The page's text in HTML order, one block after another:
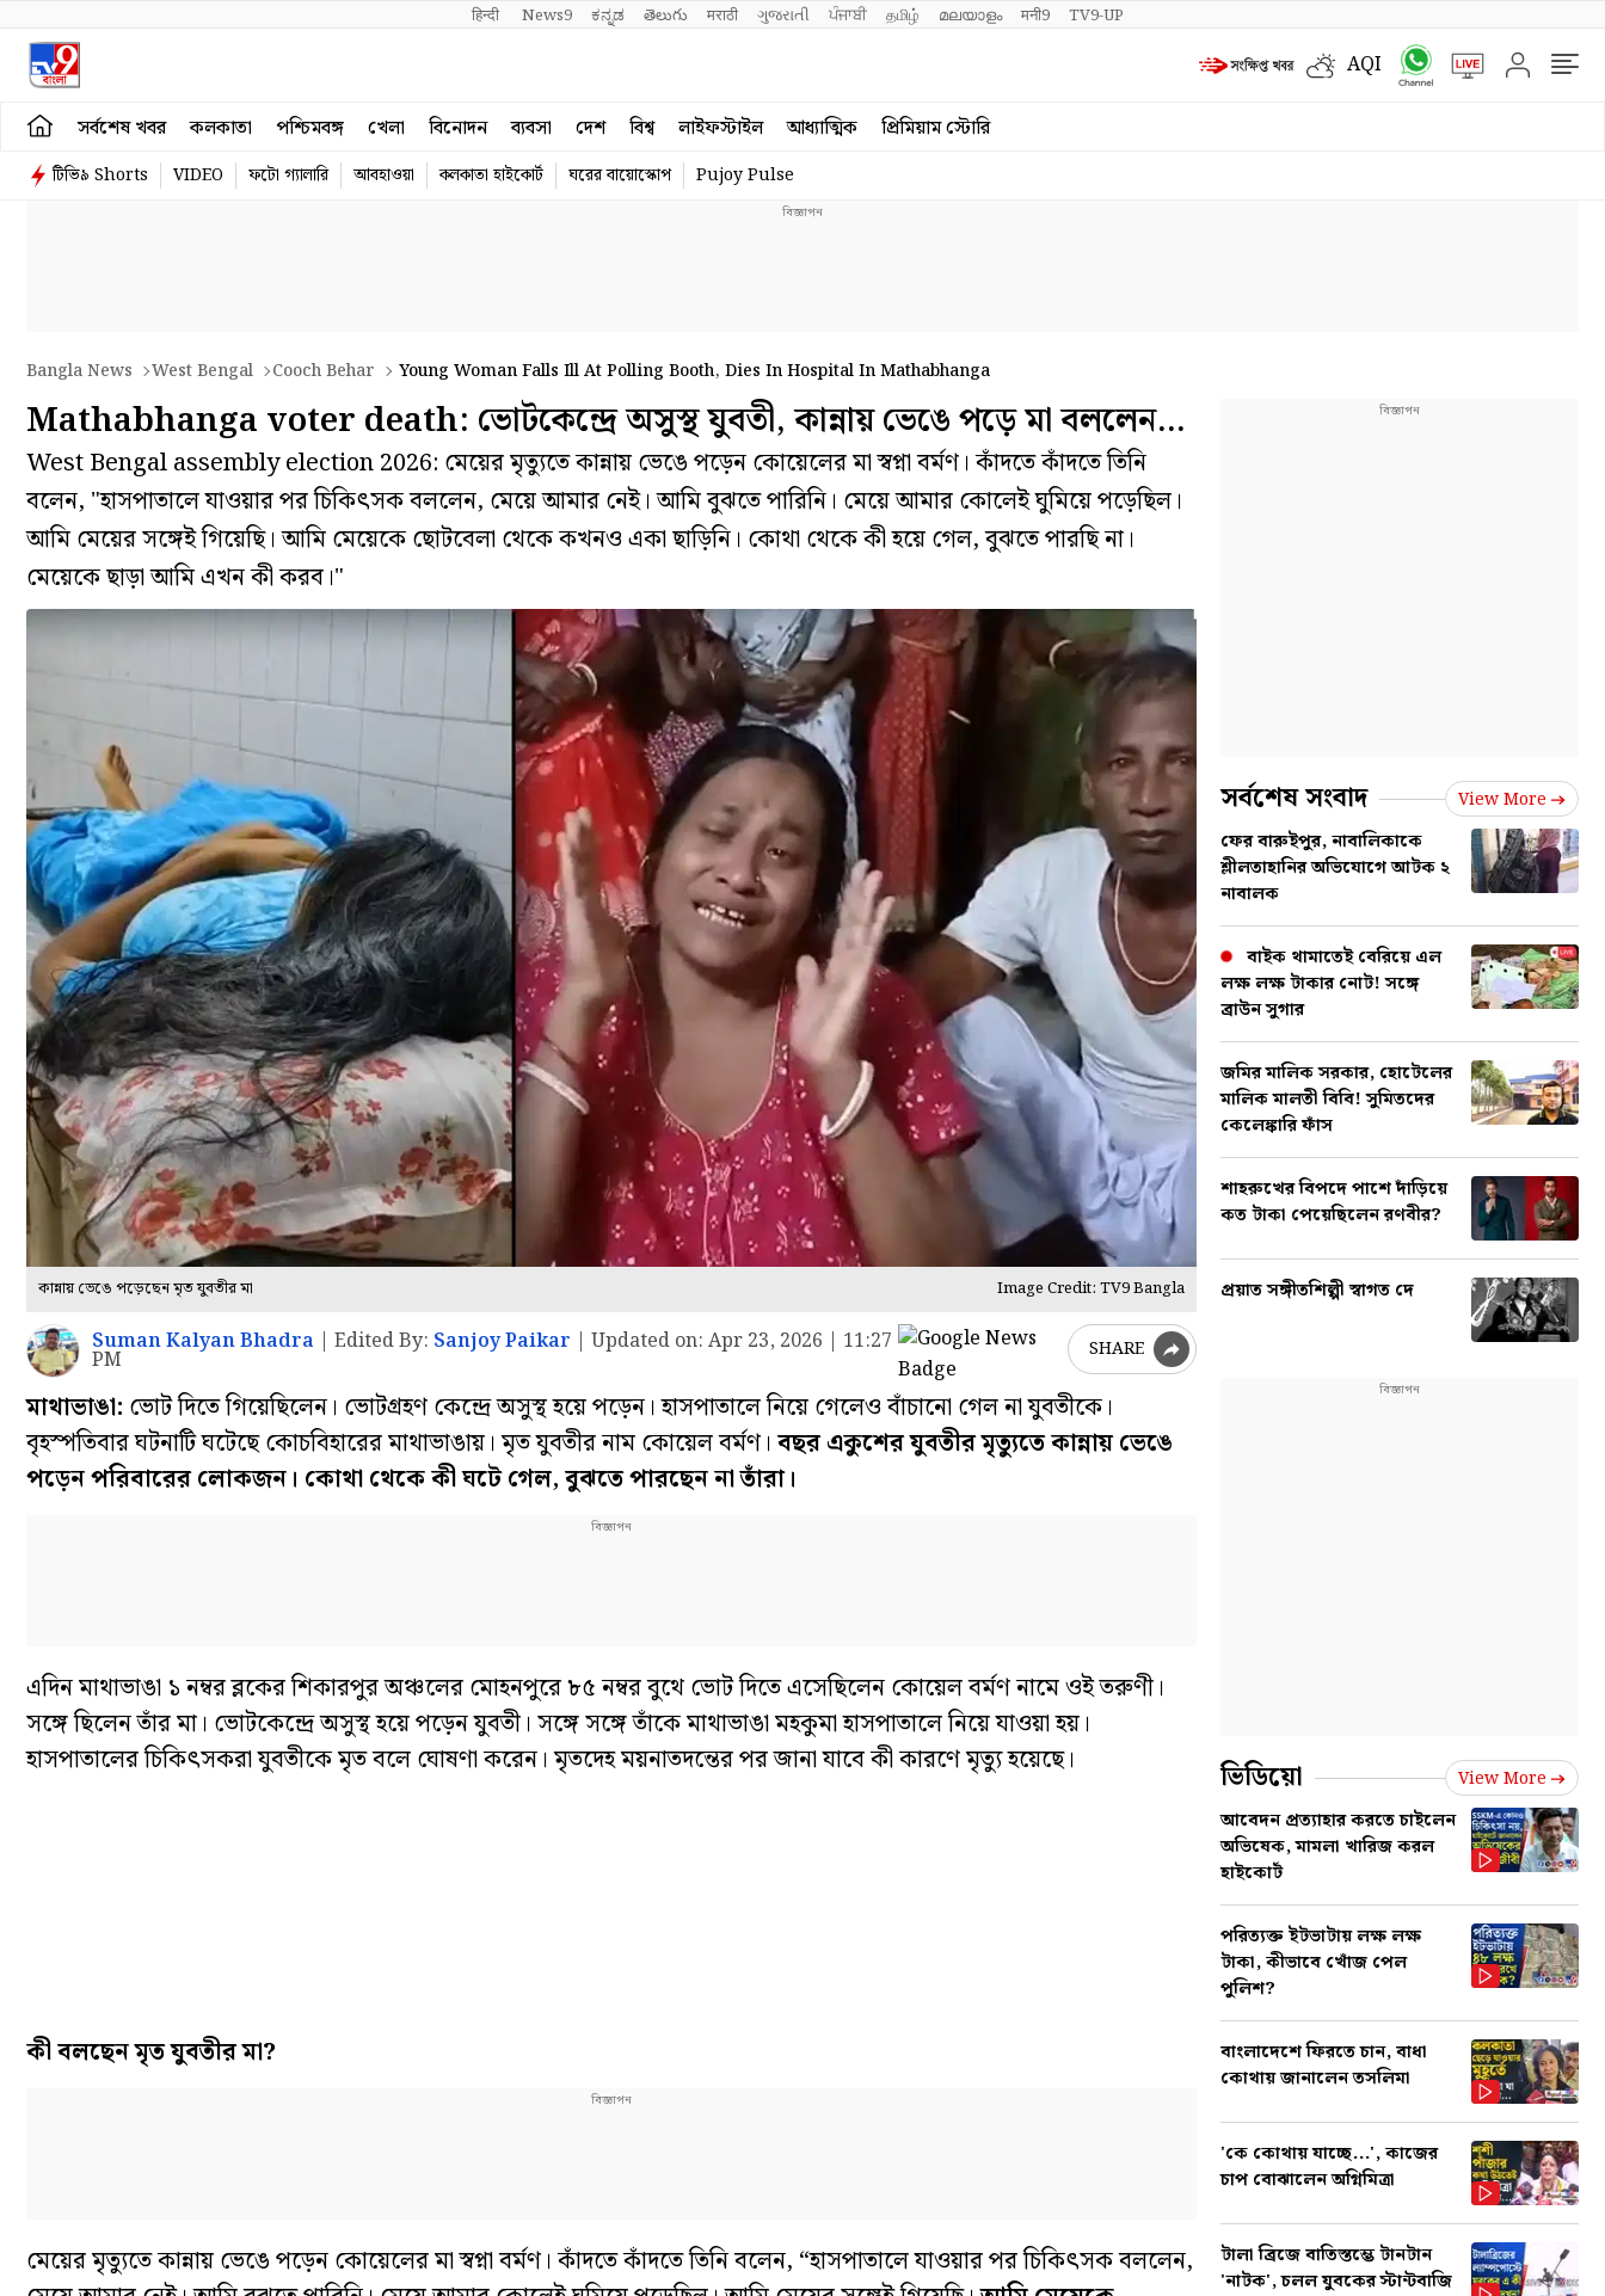
हिन्दी News9 ಕನ್ನಡ తెలుగు मराठी ગુજરાતી ਪੰਜਾਬੀ தமிழ் മലയാളം मनी9 TV9-UP
AQI
সর্বশেষ খবর কলকাতা পশ্চিমবঙ্গ খেলা বিনোদন ব্যবসা দেশ বিশ্ব লাইফস্টাইল আধ্যাত্মিক প্রিমিয়াম স্টোরি
টিভি৯ Shorts VIDEO ফটো গ্যালারি আবহাওয়া কলকাতা হাইকোর্ট ঘরের বায়োস্কোপ Pujoy Pulse
Bangla News West Bengal Cooch Behar Young Woman Falls Ill At Polling Booth, Dies In Hospital In Mathabhanga
Mathabhanga voter death: ভোটকেন্দ্রে অসুস্থ যুবতী, কান্নায় ভেঙে পড়ে মা বললেন…
West Bengal assembly election 2026: মেয়ের মৃত্যুতে কান্নায় ভেঙে পড়েন কোয়েলের মা স্বপ্না বর্মণ। কাঁদতে কাঁদতে তিনি
বলেন, "হাসপাতালে যাওয়ার পর চিকিৎসক বললেন, মেয়ে আমার নেই। আমি বুঝতে পারিনি। মেয়ে আমার কোলেই ঘুমিয়ে পড়েছিল।
আমি মেয়ের সঙ্গেই গিয়েছি। আমি মেয়েকে ছোটবেলা থেকে কখনও একা ছাড়িনি। কোথা থেকে কী হয়ে গেল, বুঝতে পারছি না।
মেয়েকে ছাড়া আমি এখন কী করব।"
কান্নায় ভেঙে পড়েছেন মৃত যুবতীর মা Image Credit: TV9 Bangla
Suman Kalyan Bhadra | Edited By: Sanjoy Paikar | Updated on: Apr 23, 2026 | 11:27
PM SHARE
মাথাভাঙা: ভোট দিতে গিয়েছিলেন। ভোটগ্রহণ কেন্দ্রে অসুস্থ হয়ে পড়েন। হাসপাতালে নিয়ে গেলেও বাঁচানো গেল না যুবতীকে।
বৃহস্পতিবার ঘটনাটি ঘটেছে কোচবিহারের মাথাভাঙায়। মৃত যুবতীর নাম কোয়েল বর্মণ। বছর একুশের যুবতীর মৃত্যুতে কান্নায় ভেঙে
পড়েন পরিবারের লোকজন। কোথা থেকে কী ঘটে গেল, বুঝতে পারছেন না তাঁরা।
এদিন মাথাভাঙা ১ নম্বর ব্লকের শিকারপুর অঞ্চলের মোহনপুরে ৮৫ নম্বর বুথে ভোট দিতে এসেছিলেন কোয়েল বর্মণ নামে ওই তরুণী।
সঙ্গে ছিলেন তাঁর মা। ভোটকেন্দ্রে অসুস্থ হয়ে পড়েন যুবতী। সঙ্গে সঙ্গে তাঁকে মাথাভাঙা মহকুমা হাসপাতালে নিয়ে যাওয়া হয়।
হাসপাতালের চিকিৎসকরা যুবতীকে মৃত বলে ঘোষণা করেন। মৃতদেহ ময়নাতদন্তের পর জানা যাবে কী কারণে মৃত্যু হয়েছে।
কী বলছেন মৃত যুবতীর মা?
মেয়ের মৃত্যুতে কান্নায় ভেঙে পড়েন কোয়েলের মা স্বপ্না বর্মণ। কাঁদতে কাঁদতে তিনি বলেন, “হাসপাতালে যাওয়ার পর চিকিৎসক বললেন,
সর্বশেষ সংবাদ View More
ফের বারুইপুর, নাবালিকাকে
শ্লীলতাহানির অভিযোগে আটক ২
নাবালক
বাইক থামাতেই বেরিয়ে এল
লক্ষ লক্ষ টাকার নোট! সঙ্গে
ব্রাউন সুগার
জমির মালিক সরকার, হোটেলের
মালিক মালতী বিবি! সুমিতদের
কেলেঙ্কারি ফাঁস
শাহরুখের বিপদে পাশে দাঁড়িয়ে
কত টাকা পেয়েছিলেন রণবীর?
প্রয়াত সঙ্গীতশিল্পী স্বাগত দে
ভিডিয়ো View More
আবেদন প্রত্যাহার করতে চাইলেন
অভিষেক, মামলা খারিজ করল
হাইকোর্ট
পরিত্যক্ত ইটভাটায় লক্ষ লক্ষ
টাকা, কীভাবে খোঁজ পেল
পুলিশ?
বাংলাদেশে ফিরতে চান, বাধা
কোথায় জানালেন তসলিমা
'কে কোথায় যাচ্ছে...', কাজের
চাপ বোঝালেন অগ্নিমিত্রা
টালা ব্রিজে বাতিস্তম্ভে টানটান
'নাটক', চলল যুবকের স্টান্টবাজি